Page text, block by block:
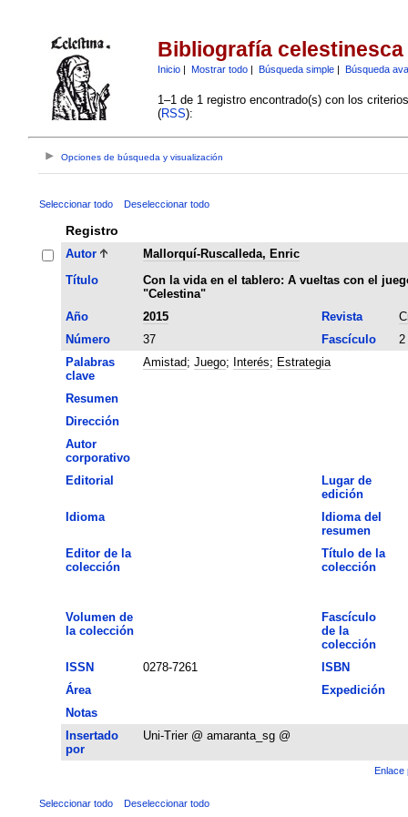
Bibliografía celestinesca
Inicio| Mostrar todo| Búsqueda simple| Búsqueda
1–1 de 1 registro encontrado(s) con los
(RSS):
Opciones de búsqueda y visualización
Seleccionar todo Deseleccionar todo
Registro
Autor
Mallorquí-Ruscalleda, Enric
Título
Con la vida en el tablero: A vueltas con el
"Celestina"
Año
2015 Revista
Número
37 Fascículo
2
Palabras
clave
Amistad; Juego; Interés; Estrategia
Resumen
Dirección
Autor
corporativo
Editorial
Lugar de
edición
Idioma
Idioma del
resumen
Editor de la
colección
Título de la
colección
Volumen de
la colección
Fascículo
de la
colección
ISSN
0278-7261
ISBN
Área
Expedición
Notas
Insertado
por
Uni-Trier @ amaranta_sg @
Enlace
Seleccionar todo Deseleccionar todo